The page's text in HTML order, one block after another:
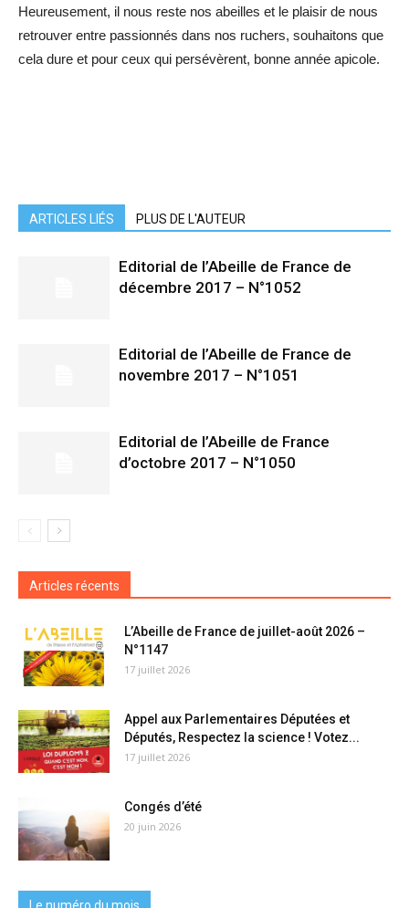
Heureusement, il nous reste nos abeilles et le plaisir de nous
retrouver entre passionnés dans nos ruchers, souhaitons que
cela dure et pour ceux qui persévèrent, bonne année apicole.
ARTICLES LIÉS PLUS DE L'AUTEUR
Editorial de l’Abeille de France de
décembre 2017 – N°1052
Editorial de l’Abeille de France de
novembre 2017 – N°1051
Editorial de l’Abeille de France
d’octobre 2017 – N°1050
Articles récents
L’Abeille de France de juillet-août 2026 –
N°1147
17 juillet 2026
Appel aux Parlementaires Députées et
Députés, Respectez la science ! Votez...
17 juillet 2026
Congés d’été
20 juin 2026